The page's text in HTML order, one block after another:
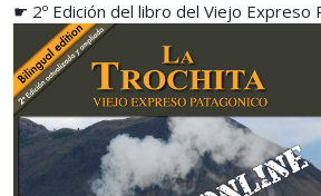
☛ 2º Edición del libro del Viejo Expreso